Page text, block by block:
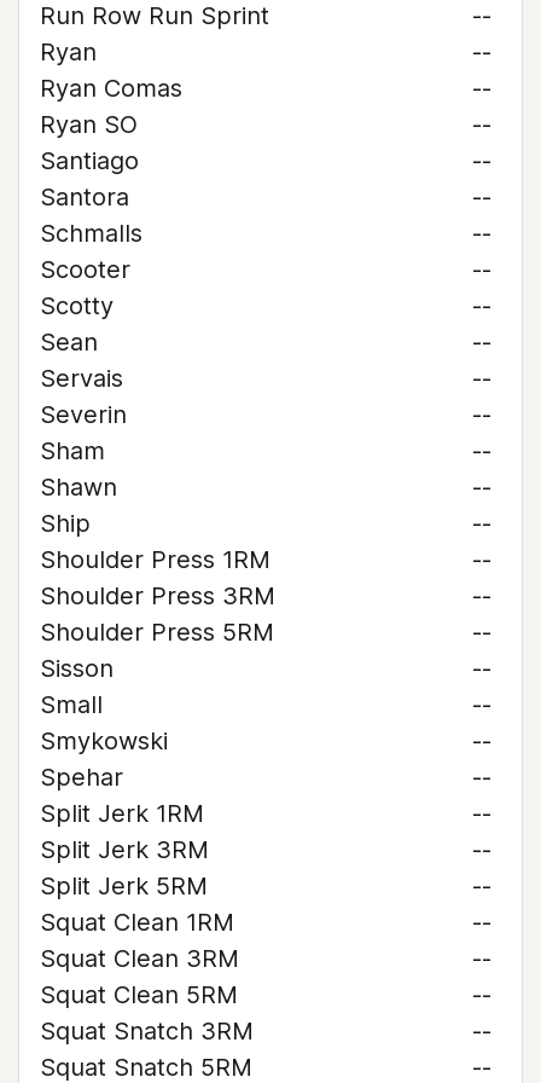
Run Row Run Sprint
--
Ryan
--
Ryan Comas
--
Ryan SO
--
Santiago
--
Santora
--
Schmalls
--
Scooter
--
Scotty
--
Sean
--
Servais
--
Severin
--
Sham
--
Shawn
--
Ship
--
Shoulder Press 1RM
--
Shoulder Press 3RM
--
Shoulder Press 5RM
--
Sisson
--
Small
--
Smykowski
--
Spehar
--
Split Jerk 1RM
--
Split Jerk 3RM
--
Split Jerk 5RM
--
Squat Clean 1RM
--
Squat Clean 3RM
--
Squat Clean 5RM
--
Squat Snatch 3RM
--
Squat Snatch 5RM
--